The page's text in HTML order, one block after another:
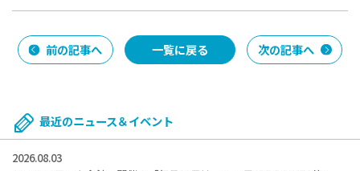
前の記事へ 次の記事へ
一覧に戻る
最近のニュース＆イベント
2026.08.03